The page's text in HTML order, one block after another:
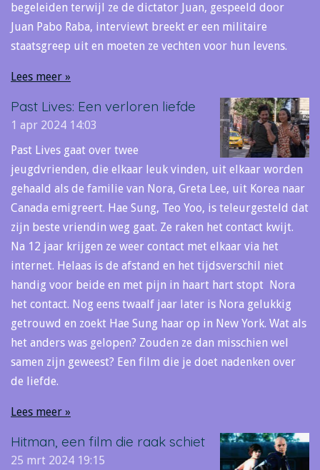
begeleiden terwijl ze de dictator Juan, gespeeld door
Juan Pabo Raba, interviewt breekt er een militaire
staatsgreep uit en moeten ze vechten voor hun levens.
Lees meer »
Past Lives: Een verloren liefde
1 apr 2024 14:03
Past Lives gaat over twee
jeugdvrienden, die elkaar leuk vinden, uit elkaar worden
gehaald als de familie van Nora, Greta Lee, uit Korea naar
Canada emigreert. Hae Sung, Teo Yoo, is teleurgesteld dat
zijn beste vriendin weg gaat. Ze raken het contact kwijt.
Na 12 jaar krijgen ze weer contact met elkaar via het
internet. Helaas is de afstand en het tijdsverschil niet
handig voor beide en met pijn in haart hart stopt Nora
het contact. Nog eens twaalf jaar later is Nora gelukkig
getrouwd en zoekt Hae Sung haar op in New York. Wat als
het anders was gelopen? Zouden ze dan misschien wel
samen zijn geweest? Een film die je doet nadenken over
de liefde.
Lees meer »
Hitman, een film die raak schiet
25 mrt 2024 19:15